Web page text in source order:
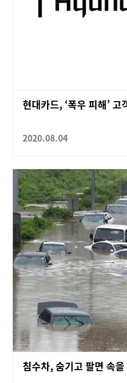
현대카드, ‘폭우 피해’
2020.08.04
침수차, 숨기고 팔면 속